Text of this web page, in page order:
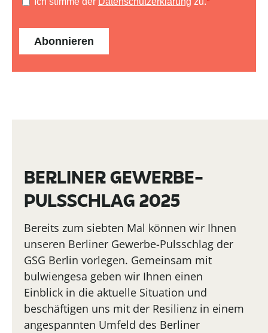
BERLINER GEWERBE-
PULSSCHLAG 2025
Bereits zum siebten Mal können wir Ihnen
unseren Berliner Gewerbe-Pulsschlag der
GSG Berlin vorlegen. Gemeinsam mit
bulwiengesa geben wir Ihnen einen
Einblick in die aktuelle Situation und
beschäftigen uns mit der Resilienz in einem
angespannten Umfeld des Berliner